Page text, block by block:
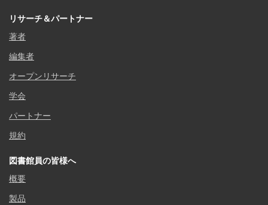
リサーチ＆パートナー
著者
編集者
オープンリサーチ
学会
パートナー
規約
図書館員の皆様へ
概要
製品